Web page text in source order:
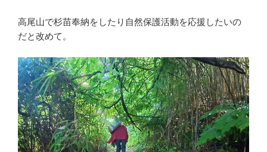
高尾山で杉苗奉納をしたり自然保護活動を応援したいの
だと改めて。